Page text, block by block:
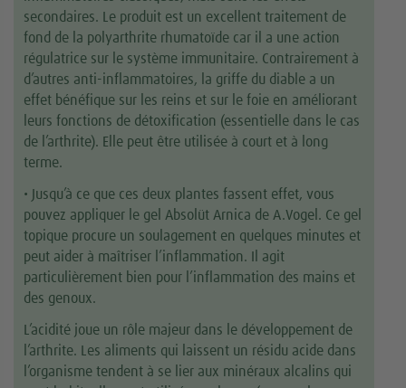
secondaires. Le produit est un excellent traitement de
fond de la polyarthrite rhumatoïde car il a une action
régulatrice sur le système immunitaire. Contrairement à
d’autres anti-inflammatoires, la griffe du diable a un
effet bénéfique sur les reins et sur le foie en améliorant
leurs fonctions de détoxification (essentielle dans le cas
de l’arthrite). Elle peut être utilisée à court et à long
terme.
• Jusqu’à ce que ces deux plantes fassent effet, vous
pouvez appliquer le gel Absolüt Arnica de A.Vogel. Ce gel
topique procure un soulagement en quelques minutes et
peut aider à maîtriser l’inflammation. Il agit
particulièrement bien pour l’inflammation des mains et
des genoux.
L’acidité joue un rôle majeur dans le développement de
l’arthrite. Les aliments qui laissent un résidu acide dans
l’organisme tendent à se lier aux minéraux alcalins qui